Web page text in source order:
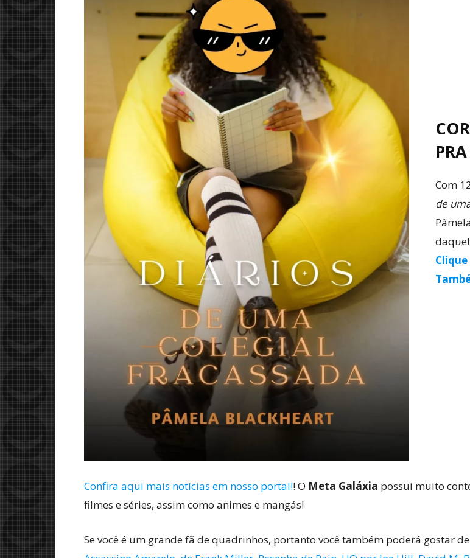
Com
de
Confira aqui mais notícias em nosso portal!! O Meta Galáxia possui muito
filmes e séries, assim como animes e mangás!
Se você é um grande fã de quadrinhos, portanto você também poderá gostar